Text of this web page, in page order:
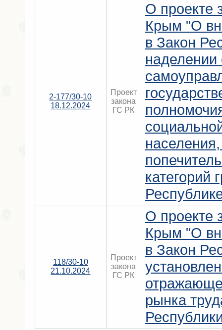
2-177/30-10
18.12.2024
Проект
закона
ГС РК
О проекте
Крым "О
в Закон
наделении
категорий
118/30-10
21.10.2024
Проект
закона
ГС РК
О проекте
Крым "О
в Закон
рынка